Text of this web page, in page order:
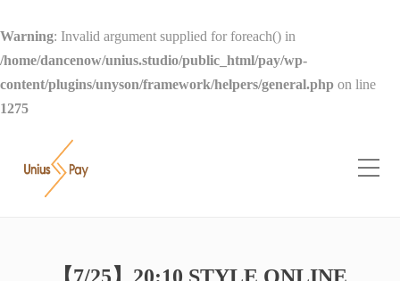
Warning: Invalid argument supplied for foreach() in
/home/dancenow/unius.studio/public_html/pay/wp-
content/plugins/unyson/framework/helpers/general.php on line
1275